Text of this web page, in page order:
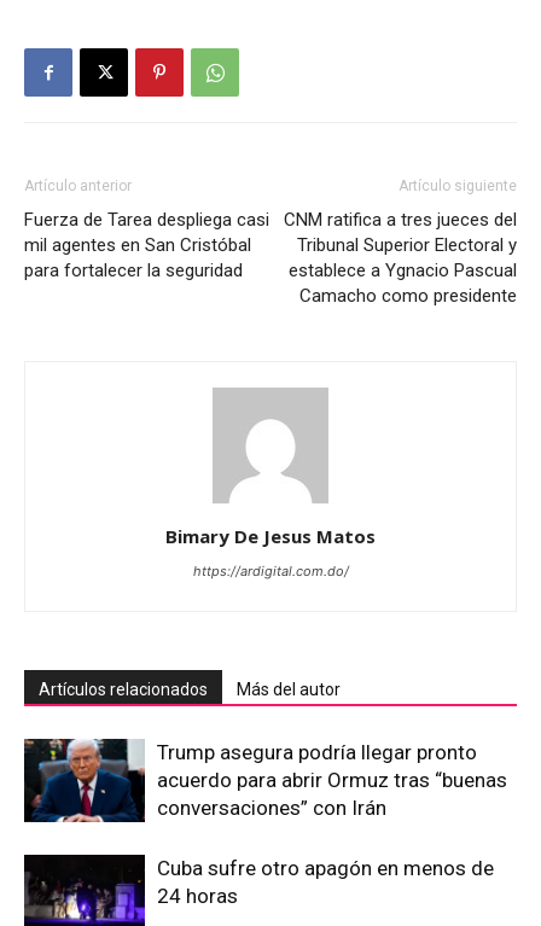
Artículo anterior
Fuerza de Tarea despliega casi
mil agentes en San Cristóbal
para fortalecer la seguridad
Artículo siguiente
CNM ratifica a tres jueces del
Tribunal Superior Electoral y
establece a Ygnacio Pascual
Camacho como presidente
Bimary De Jesus Matos
https://ardigital.com.do/
Artículos relacionados Más del autor
Trump asegura podría llegar pronto
acuerdo para abrir Ormuz tras “buenas
conversaciones” con Irán
Cuba sufre otro apagón en menos de
24 horas